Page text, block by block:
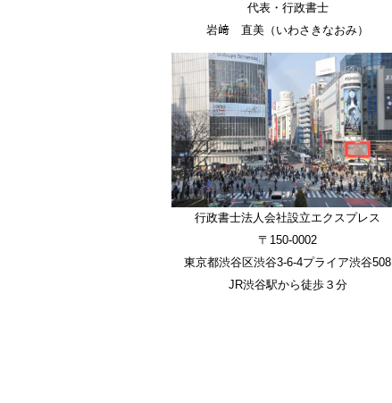
代表・行政書士
岩﨑 直美（いわさきなおみ）
行政書士法人会社設立エクスプレス
〒150-0002
東京都渋谷区渋谷3-6-4プライア渋谷508
JR渋谷駅から徒歩３分